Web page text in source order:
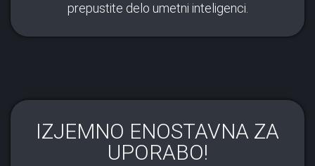
prepustite delo umetni inteligenci.
IZJEMNO ENOSTAVNA ZA
UPORABO!